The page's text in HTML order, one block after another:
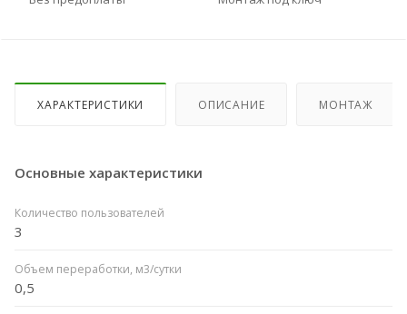
ХАРАКТЕРИСТИКИ ОПИСАНИЕ МОНТАЖ
Основные характеристики
Количество пользователей
3
Объем переработки, м3/сутки
0,5